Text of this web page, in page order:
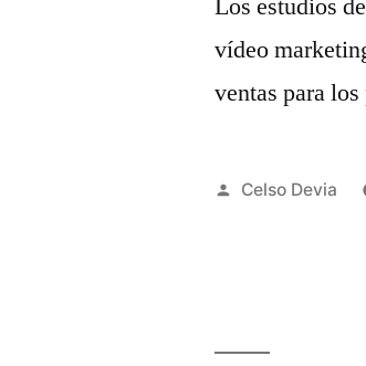
vídeo
ventas para
Publicado
Celso Devia